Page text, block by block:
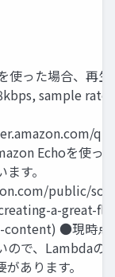
使った場合、再
sample rate
Echoを使っ
す。
public/
a-great-
●現時点
で、Lambdaの
あります。